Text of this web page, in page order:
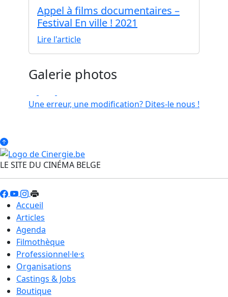
Appel à films documentaires –
Festival En ville ! 2021
Lire l'article
Galerie photos
Une erreur, une modification? Dites-le nous !
LE SITE DU CINÉMA BELGE
Accueil
Articles
Agenda
Filmothèque
Professionnel·le·s
Organisations
Castings & Jobs
Boutique